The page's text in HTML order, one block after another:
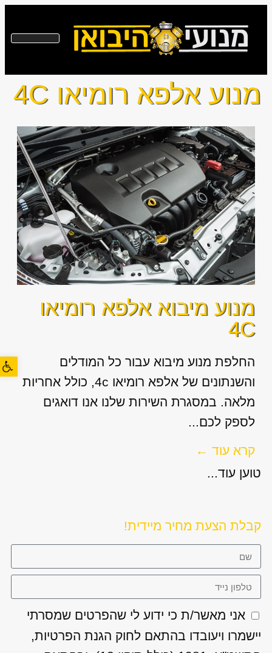
פתח
מנוע אלפא רומיאו 4C
מנוע מיבוא אלפא רומיאו
4C
החלפת מנוע מיבוא עבור כל המודלים
והשנתונים של אלפא רומיאו 4c, כולל אחריות
מלאה. במסגרת השירות שלנו אנו דואגים
לספק לכם...
קרא עוד ←
טוען עוד...
קבלת הצעת מחיר מיידית!
אני מאשר/ת כי ידוע לי שהפרטים שמסרתי
יישמרו ויעובדו בהתאם לחוק הגנת הפרטיות,